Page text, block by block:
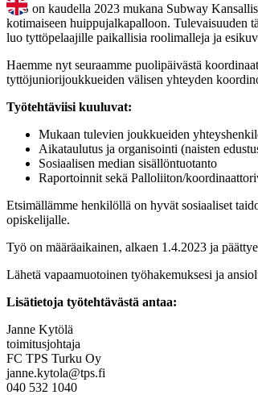
TPS on kaudella 2023 mukana Subway
kotimaiseen huippujalkapalloon. Tulevaisuuden
luo tyttöpelaajille paikallisia roolimalleja ja
Haemme nyt seuraamme puolipäivästä
tyttöjuniorijoukkueiden välisen yhteyden
Työtehtäviisi kuuluvat:
Mukaan tulevien joukkueiden
Aikataulutus ja organisointi (naisten
Sosiaalisen median sisällöntuotanto
Raportoinnit sekä Palloliiton/
Etsimällämme henkilöllä on hyvät sosiaaliset
opiskelijalle.
Työ on määräaikainen, alkaen 1.4.2023 ja
Lähetä vapaamuotoinen työhakemuksesi ja
Lisätietoja työtehtävästä antaa:
Janne Kytölä
toimitusjohtaja
FC TPS Turku Oy
janne.kytola@tps.fi
040 532 1040